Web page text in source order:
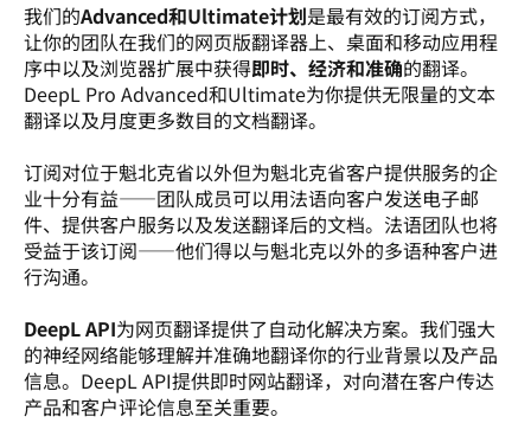
我们的Advanced和Ultimate计划是最有效的订阅方式，
让你的团队在我们的网页版翻译器上、桌面和移动应用程
序中以及浏览器扩展中获得即时、经济和准确的翻译。
DeepL Pro Advanced和Ultimate为你提供无限量的文本
翻译以及月度更多数目的文档翻译。
订阅对位于魁北克省以外但为魁北克省客户提供服务的企
业十分有益——团队成员可以用法语向客户发送电子邮
件、提供客户服务以及发送翻译后的文档。法语团队也将
受益于该订阅——他们得以与魁北克以外的多语种客户进
行沟通。
DeepL API为网页翻译提供了自动化解决方案。我们强大
的神经网络能够理解并准确地翻译你的行业背景以及产品
信息。DeepL API提供即时网站翻译，对向潜在客户传达
产品和客户评论信息至关重要。